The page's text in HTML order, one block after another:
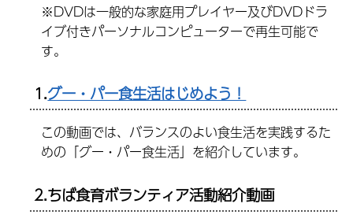
※DVDは一般的な家庭用プレイヤー及びDVDドラ
イブ付きパーソナルコンピューターで再生可能で
す。
1.グー・パー食生活はじめよう！
この動画では、バランスのよい食生活を実践するた
めの「グー・パー食生活」を紹介しています。
2.ちば食育ボランティア活動紹介動画